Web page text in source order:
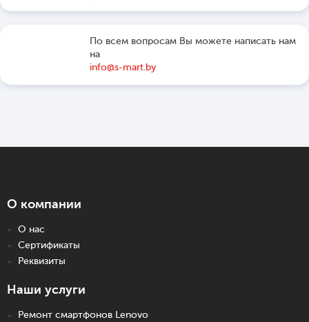
По всем вопросам Вы можете написать нам
на
info@s-mart.by
О компании
О нас
Сертификаты
Реквизиты
Наши услуги
Ремонт смартфонов Lenovo